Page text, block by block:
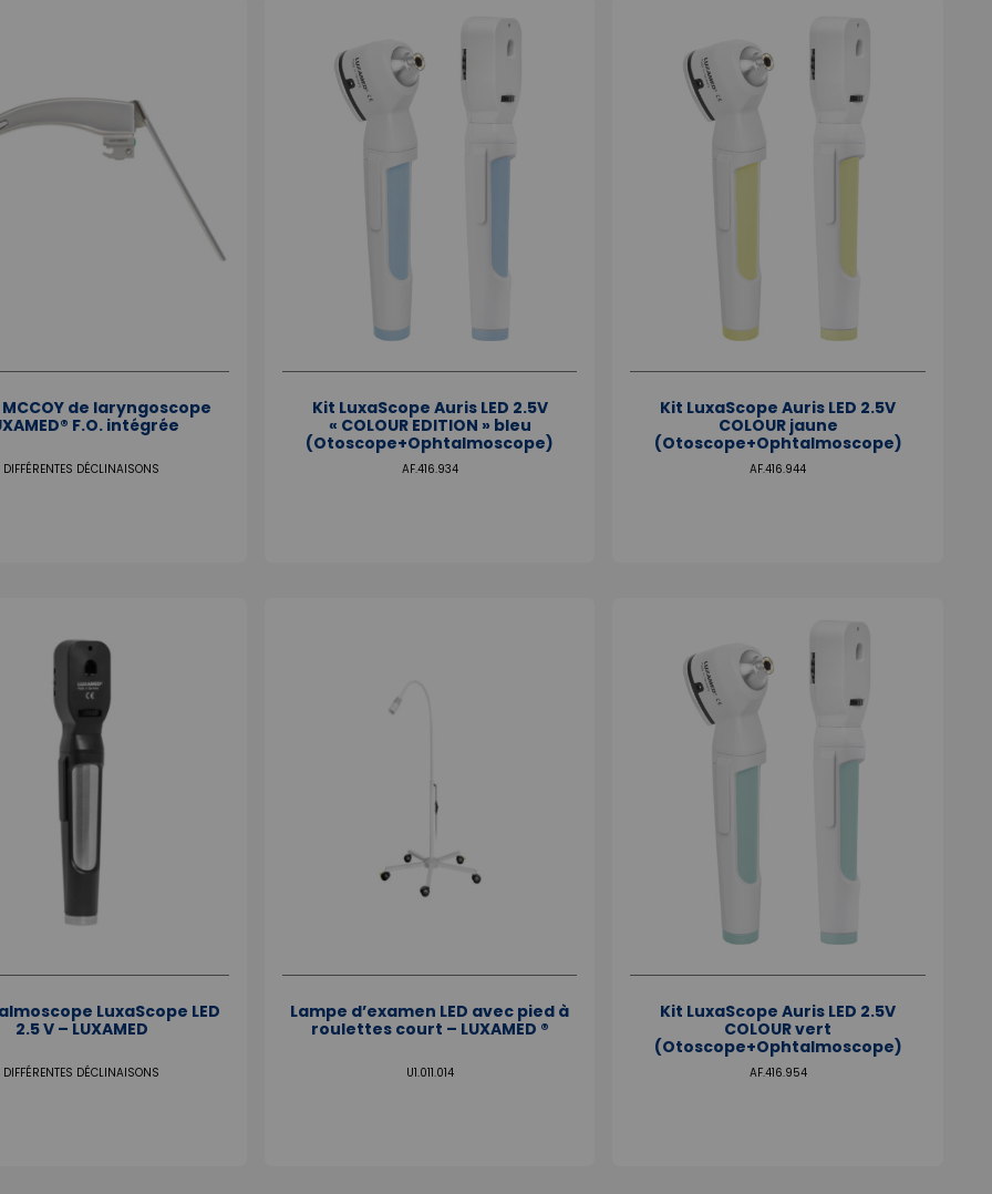
de laryngoscope
F.O. intégrée
DIFFÉRENTES DÉCLINAISONS
Kit LuxaScope Auris LED 2.5V
« COLOUR EDITION » bleu
(Otoscope+Ophtalmoscope)
AF.416.934
Kit LuxaScope Auris LED 2.5V
COLOUR jaune
(Otoscope+Ophtalmoscope)
AF.416.944
LuxaScope LED
2.5 V – LUXAMED
DIFFÉRENTES DÉCLINAISONS
Lampe d’examen LED avec pied à
roulettes court – LUXAMED ®
U1.011.014
Kit LuxaScope Auris LED 2.5V
COLOUR vert
(Otoscope+Ophtalmoscope)
AF.416.954